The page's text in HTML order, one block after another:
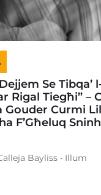
Se Tibqa’
Rigal Tiegħi” –
Gouder Curmi Lil
F’Għeluq
Bayliss • Illum